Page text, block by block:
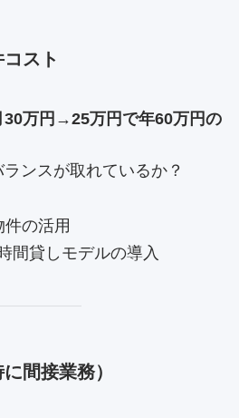
スト
30万円→25万円で年60万円の
ンスが取れているか？
の活用
間貸しモデルの導入
間接業務）